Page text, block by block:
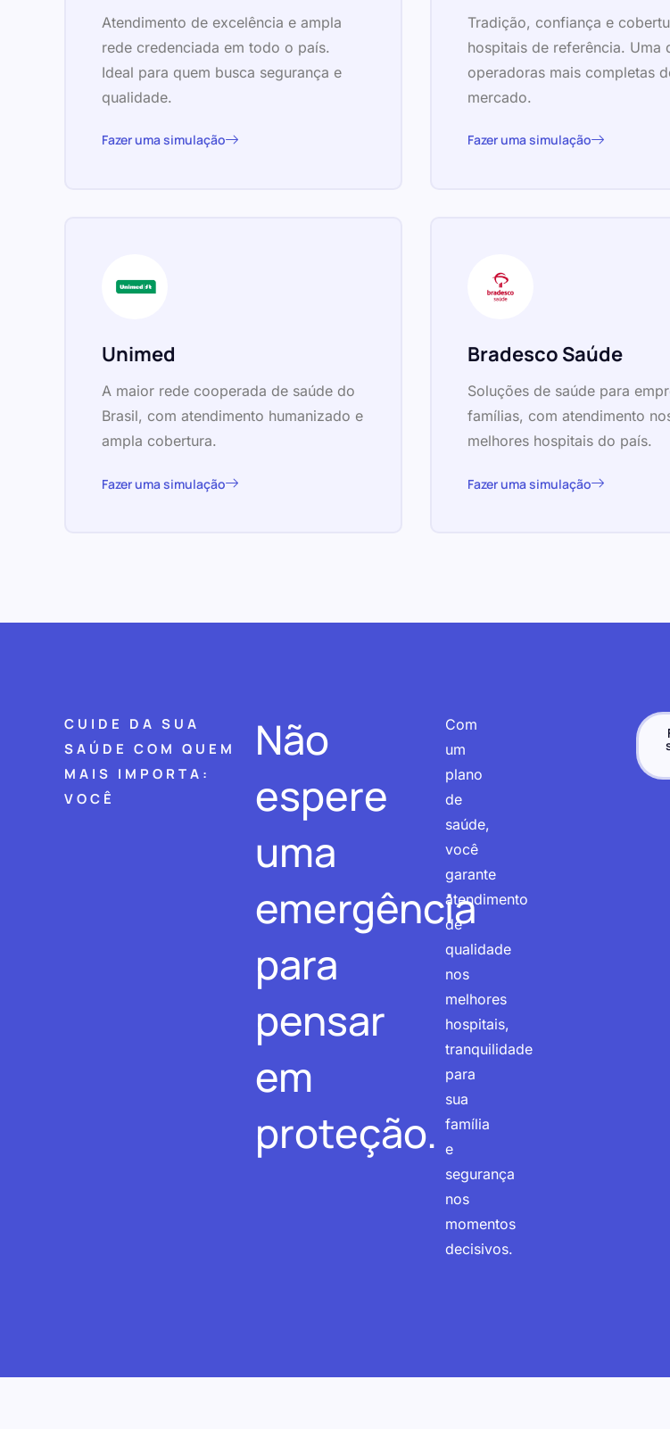
Atendimento de excelência e ampla
rede credenciada em todo o país.
Ideal para quem busca segurança e
qualidade.
Fazer uma simulação
Tradição, confiança e
hospitais de referência. Uma
operadoras mais completas
mercado.
Fazer uma simulação
Unimed
A maior rede cooperada de saúde do
Brasil, com atendimento humanizado e
ampla cobertura.
Fazer uma simulação
Bradesco Saúde
Soluções de saúde para
famílias, com atendimento
melhores hospitais do país.
Fazer uma simulação
CUIDE DA SUA
SAÚDE COM QUEM
MAIS IMPORTA:
VOCÊ
Não
espere
uma
emergência
para
pensar
em
proteção.
Com
um
plano
de
saúde,
você
garante
atendimento
de
qualidade
nos
melhores
hospitais,
tranquilidade
para
sua
família
e
segurança
nos
momentos
decisivos.